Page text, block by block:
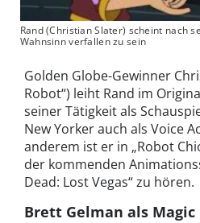
Rand (Christian Slater) scheint nach
Wahnsinn verfallen zu sein
Golden Globe-Gewinner
Robot“) leiht Rand im
seiner Tätigkeit als
New Yorker auch als Voice
anderem ist er in „Robot
der kommenden
Dead: Lost Vegas“ zu hören.
Brett Gelman als Magic